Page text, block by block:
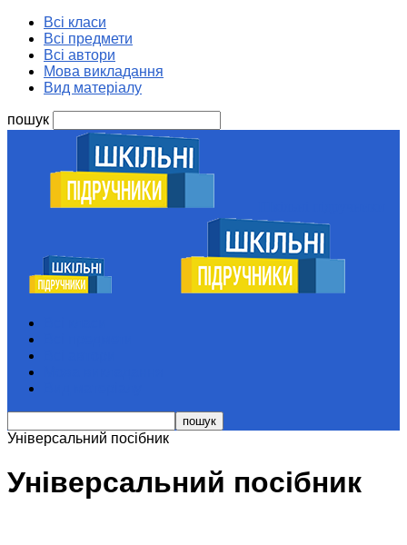
Всі класи
Всі предмети
Всі автори
Мова викладання
Вид матеріалу
пошук
Універсальний посібник
Універсальний посібник